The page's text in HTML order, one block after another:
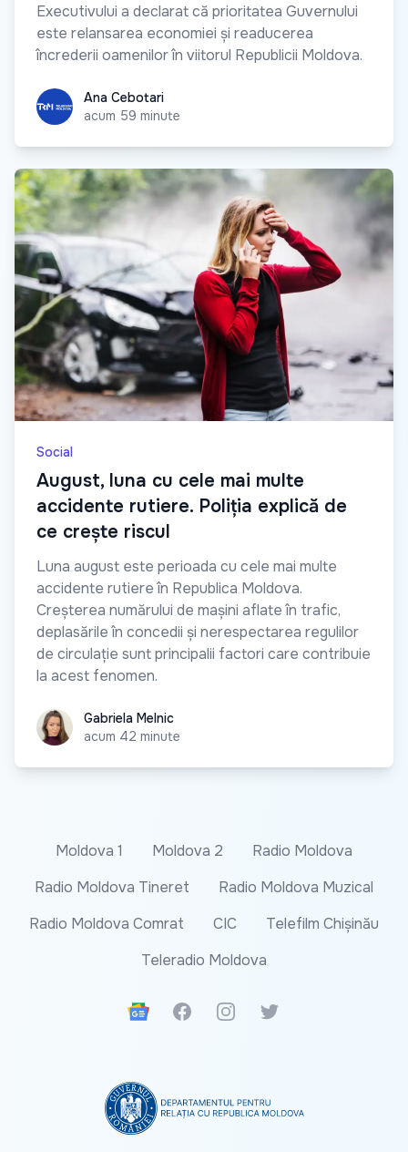
Executivului a declarat că prioritatea Guvernului
este relansarea economiei și readucerea
încrederii oamenilor în viitorul Republicii Moldova.
Ana CebotariAna Cebotari
acum 59 minute
Social
August, luna cu cele mai multe
accidente rutiere. Poliția explică de
ce crește riscul
Luna august este perioada cu cele mai multe
accidente rutiere în Republica Moldova.
Creșterea numărului de mașini aflate în trafic,
deplasările în concedii și nerespectarea regulilor
de circulație sunt principalii factori care contribuie
la acest fenomen.
Gabriela Melnic
Gabriela Melnic
acum 42 minute
Moldova 1 Moldova 2
Radio Moldova
Radio Moldova Tineret
Radio Moldova Muzical
Radio Moldova Comrat
CIC
Telefilm Chișinău
Teleradio Moldova
Google News
FacebookInstagramTwitter